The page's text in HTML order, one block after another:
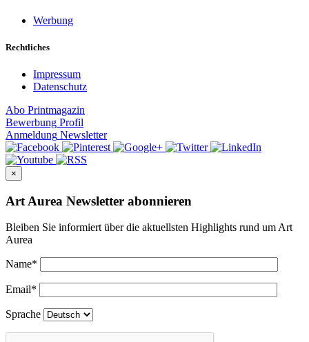
Werbung
Rechtliches
Impressum
Datenschutz
Abo Printmagazin
Bewerbung Profil
Anmeldung Newsletter
×
Art Aurea Newsletter abonnieren
Bleiben Sie informiert über die aktuellsten Highlights rund um Art
Aurea
Name*
Email*
Sprache